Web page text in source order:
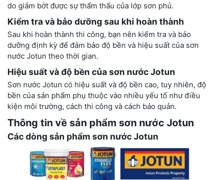
do giảm bớt được sự thẩm thấu của lớp sơn phủ.
Kiểm tra và bảo dưỡng sau khi hoàn thành
Sau khi hoàn thành thi công, bạn nên kiểm tra và bảo
dưỡng định kỳ để đảm bảo độ bền và hiệu suất của sơn
nước Jotun theo thời gian.
Hiệu suất và độ bền của sơn nước Jotun
Sơn nước Jotun có hiệu suất và độ bền cao, tuy nhiên, độ
bền của sản phẩm phụ thuộc vào nhiều yếu tố như điều
kiện môi trường, cách thi công và cách bảo quản.
Thông tin về sản phẩm sơn nước Jotun
Các dòng sản phẩm sơn nước Jotun